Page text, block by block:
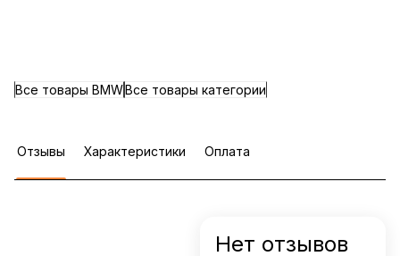
Все товары BMWВсе товары категории
Отзывы Характеристики Оплата
Нет отзывов